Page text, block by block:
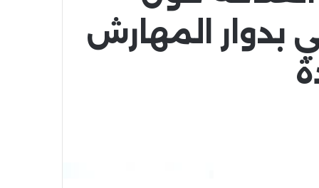
بدوار المهارش